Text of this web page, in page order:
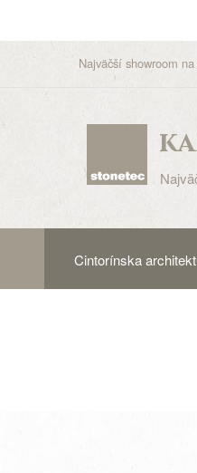
Najväčší showroom
Cintorínska